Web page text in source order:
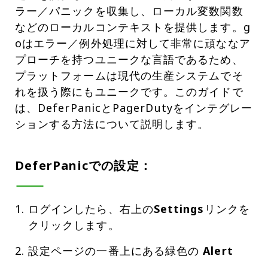
ラー／パニックを収集し、ローカル変数関数
などのローカルコンテキストを提供します。g
oはエラー／例外処理に対して非常に頑ななア
プローチを持つユニークな言語であるため、
プラットフォームは現代の生産システムでそ
れを扱う際にもユニークです。このガイドで
は、DeferPanicとPagerDutyをインテグレー
ションする方法について説明します。
DeferPanicでの設定：
ログインしたら、右上のSettings リンクを
クリックします。
設定ページの一番上にある緑色のAlert